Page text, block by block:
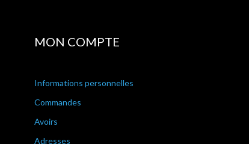
MON COMPTE
Informations personnelles
Commandes
Avoirs
Adresses